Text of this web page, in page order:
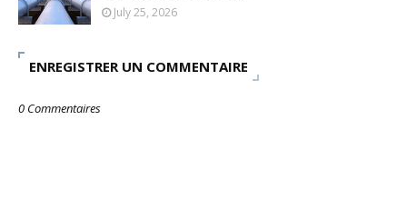
July 25, 2026
ENREGISTRER UN COMMENTAIRE
0 Commentaires